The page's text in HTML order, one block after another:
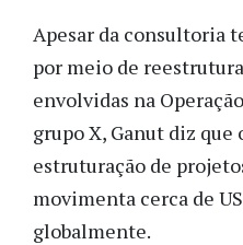
Apesar da consultoria
por meio de
envolvidas na
grupo X, Ganut diz que
estruturação de
movimenta cerca de
globalmente.